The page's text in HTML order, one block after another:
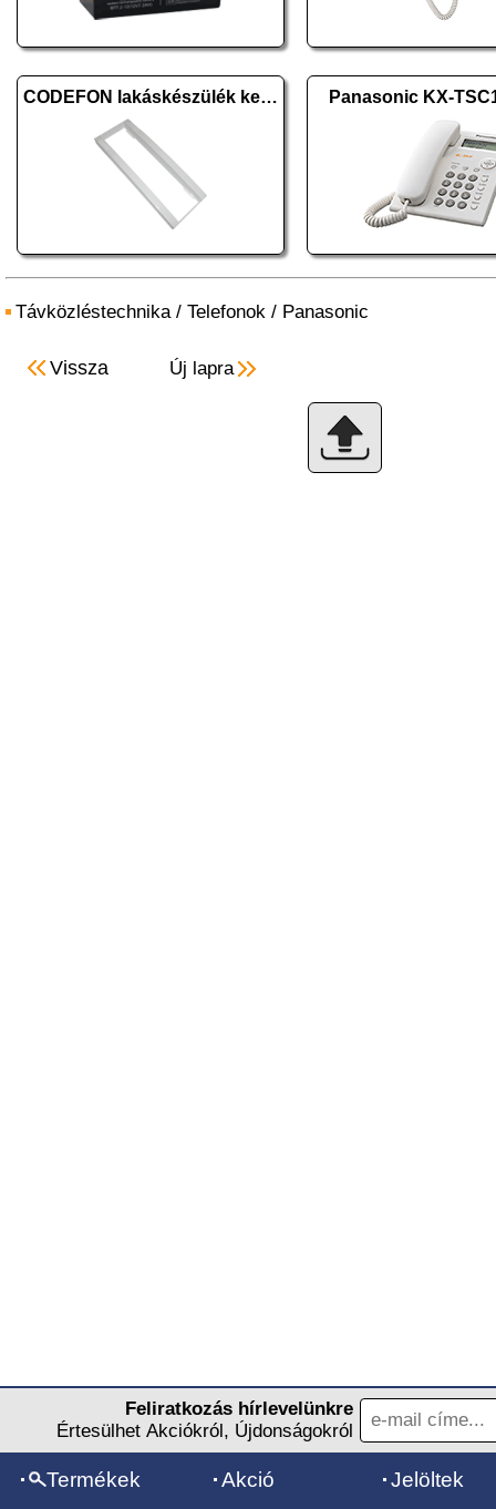
CODEFON lakáskészülék keret Panasonic KX-
Távközléstechnika/ Telefonok / Panasonic
Vissza Új lapra
Feliratkozás hírlevelünkre
Értesülhet Akciókról, Újdonságokról
Termékek Akció Jelöltek